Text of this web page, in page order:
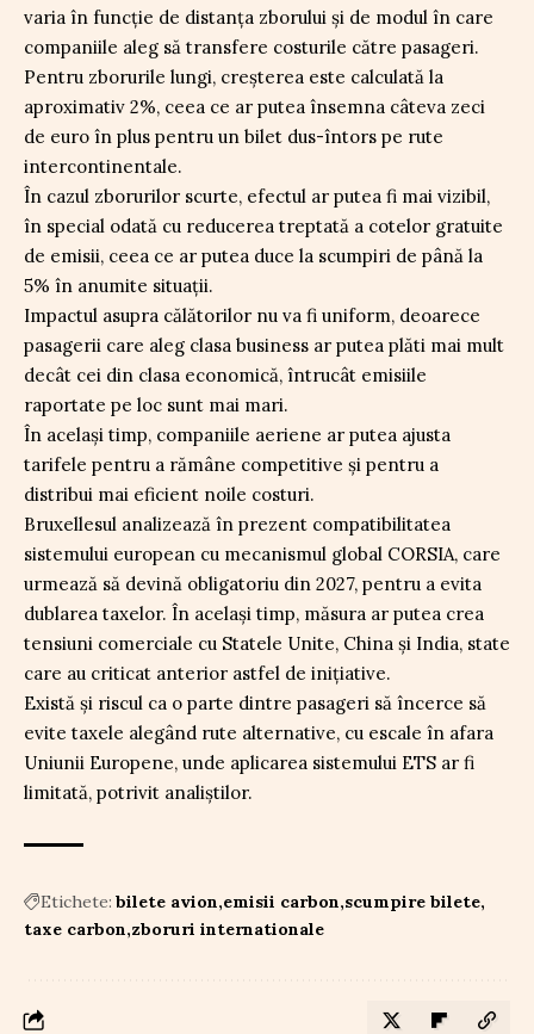
varia în funcție de distanța zborului și de modul în care
companiile aleg să transfere costurile către pasageri.
Pentru zborurile lungi, creșterea este calculată la
aproximativ 2%, ceea ce ar putea însemna câteva zeci
de euro în plus pentru un bilet dus-întors pe rute
intercontinentale.
În cazul zborurilor scurte, efectul ar putea fi mai vizibil,
în special odată cu reducerea treptată a cotelor gratuite
de emisii, ceea ce ar putea duce la scumpiri de până la
5% în anumite situații.
Impactul asupra călătorilor nu va fi uniform, deoarece
pasagerii care aleg clasa business ar putea plăti mai mult
decât cei din clasa economică, întrucât emisiile
raportate pe loc sunt mai mari.
În același timp, companiile aeriene ar putea ajusta
tarifele pentru a rămâne competitive și pentru a
distribui mai eficient noile costuri.
Bruxellesul analizează în prezent compatibilitatea
sistemului european cu mecanismul global CORSIA, care
urmează să devină obligatoriu din 2027, pentru a evita
dublarea taxelor. În același timp, măsura ar putea crea
tensiuni comerciale cu Statele Unite, China și India, state
care au criticat anterior astfel de inițiative.
Există și riscul ca o parte dintre pasageri să încerce să
evite taxele alegând rute alternative, cu escale în afara
Uniunii Europene, unde aplicarea sistemului ETS ar fi
limitată, potrivit analiștilor.
Etichete: bilete avion emisii carbon scumpire bilete
taxe carbon zboruri internationale